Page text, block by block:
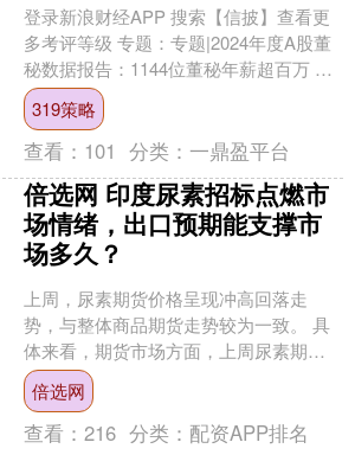
登录新浪财经APP 搜索【信披】查看更
多考评等级 专题：专题|2024年度A股董
秘数据报告：1144位董秘年薪超百万 占
比超21% 董秘作为连接投资者与上市公
司....
319策略
查看： 101 分类： 一鼎盈平台
倍选网 印度尿素招标点燃市
场情绪，出口预期能支撑市
场多久？
上周，尿素期货价格呈现冲高回落走
势，与整体商品期货走势较为一致。 具
体来看，期货市场方面，上周尿素期货
09合约开盘价为1714元（吨价，下
同），最低价为1704....
倍选网
查看：216 分类： 配资APP排名